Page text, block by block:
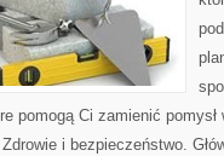
pomogą Ci zamienić
i bezpieczeństwo.